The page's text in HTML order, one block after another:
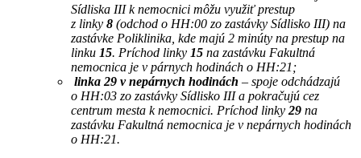
Sídliska III k nemocnici môžu využiť prestup
z linky 8 (odchod o HH:00 zo zastávky Sídlisko III) na
zastávke Poliklinika, kde majú 2 minúty na prestup na
linku 15. Príchod linky 15 na zastávku Fakultná
nemocnica je v párnych hodinách o HH:21;
linka 29 v nepárnych hodinách – spoje odchádzajú
o HH:03 zo zastávky Sídlisko III a pokračujú cez
centrum mesta k nemocnici. Príchod linky 29 na
zastávku Fakultná nemocnica je v nepárnych hodinách
o HH:21.